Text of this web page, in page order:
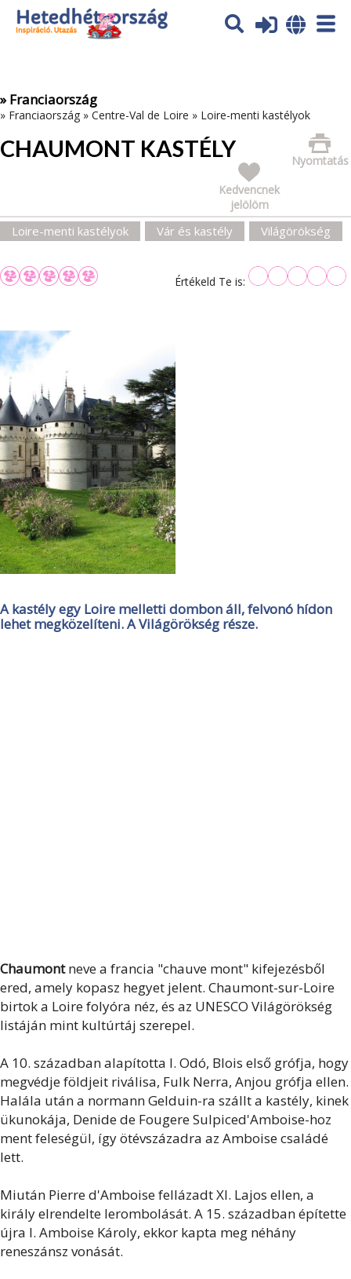
Az oldal sütiket (cookies) használ. További tájékoztatás itt:
Adatvédelmi tájékoztató
» Franciaország
» Franciaország » Centre-Val de Loire » Loire-menti kastélyok
CHAUMONT KASTÉLY
Nyomtatás
Kedvencnek
jelölöm
Loire-menti kastélyok Vár és kastély Világörökség
Értékeld Te is:
A kastély egy Loire melletti dombon áll, felvonó hídon
lehet megközelíteni. A Világörökség része.
Chaumontneve a francia "chauve mont" kifejezésből
ered, amely kopasz hegyet jelent. Chaumont-sur-Loire
birtok a Loire folyóra néz, és az UNESCO Világörökség
listáján mint kultúrtáj szerepel.
A 10. században alapította I. Odó, Blois első grófja, hogy
megvédje földjeit riválisa, Fulk Nerra, Anjou grófja ellen.
Halála után a normann Gelduin-ra szállt a kastély, kinek
ükunokája, Denide de Fougere Sulpiced'Amboise-hoz
ment feleségül, így ötévszázadra az Amboise családé
lett.
Miután Pierre d'Amboise fellázadt XI. Lajos ellen, a
király elrendelte lerombolását. A 15. században építette
újra I. Amboise Károly, ekkor kapta meg néhány
reneszánsz vonását.